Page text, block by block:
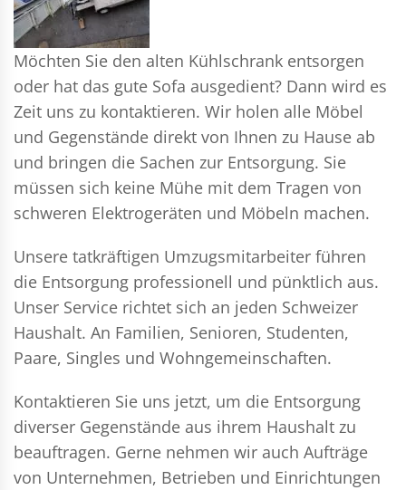
Möchten Sie den alten Kühlschrank entsorgen
oder hat das gute Sofa ausgedient? Dann wird es
Zeit uns zu kontaktieren. Wir holen alle Möbel
und Gegenstände direkt von Ihnen zu Hause ab
und bringen die Sachen zur Entsorgung. Sie
müssen sich keine Mühe mit dem Tragen von
schweren Elektrogeräten und Möbeln machen.
Unsere tatkräftigen Umzugsmitarbeiter führen
die Entsorgung professionell und pünktlich aus.
Unser Service richtet sich an jeden Schweizer
Haushalt. An Familien, Senioren, Studenten,
Paare, Singles und Wohngemeinschaften.
Kontaktieren Sie uns jetzt, um die Entsorgung
diverser Gegenstände aus ihrem Haushalt zu
beauftragen. Gerne nehmen wir auch Aufträge
von Unternehmen, Betrieben und Einrichtungen